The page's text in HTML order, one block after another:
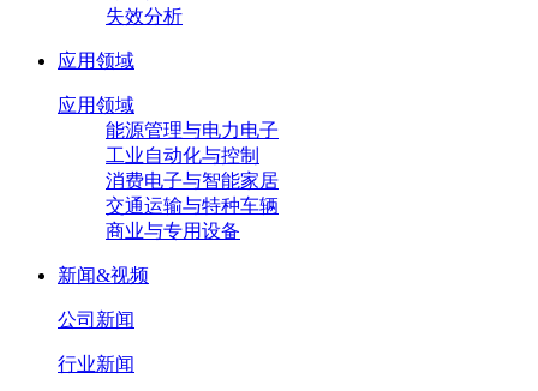
失效分析
应用领域
应用领域
能源管理与电力电子
工业自动化与控制
消费电子与智能家居
交通运输与特种车辆
商业与专用设备
新闻&视频
公司新闻
行业新闻